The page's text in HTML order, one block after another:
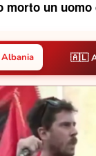
un uomo
🇦🇱